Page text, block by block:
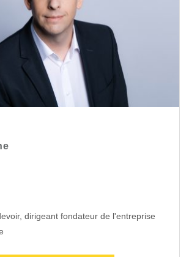
dirigeant fondateur de l'entreprise